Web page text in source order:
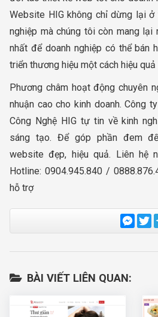
Website HIG không chỉ dừng lại
nghiệp mà chúng tôi còn mang
nhất để doanh nghiệp có thể bán
triển thương hiệu một cách hiệu quả
Phương châm hoạt động chuyên
nhuận cao cho kinh doanh. Công
Công Nghệ HIG tự tin về kinh
sáng tạo. Để góp phần đem
website đẹp, hiệu quả. Liên hệ
Hotline: 0904.945.840 /
hỗ trợ
BÀI VIẾT LIÊN QUAN: